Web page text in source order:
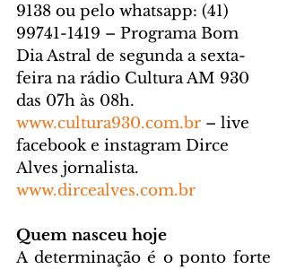
9138 ou pelo whatsapp: (41)
99741-1419 – Programa Bom
Dia Astral de segunda a sexta-
feira na rádio Cultura AM 930
das 07h às 08h.
www.cultura930.com.br – live
facebook e instagram Dirce
Alves jornalista.
www.dircealves.com.br
Quem nasceu hoje
A determinação é o ponto forte